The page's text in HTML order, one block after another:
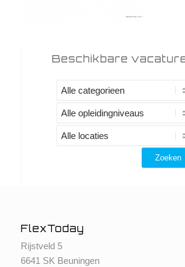
Beschikbare
FlexToday
Rijstveld 5
6641 SK Beuningen